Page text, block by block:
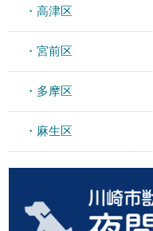
・高津区
・宮前区
・多摩区
・麻生区